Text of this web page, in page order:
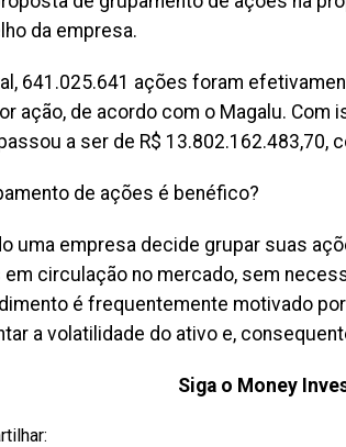
da empresa.
641.025.641 ações foram
ação, de acordo com o Magalu.
a ser de R$ 13.802.162.483,70,
de ações é benéfico?
uma empresa decide grupar suas
em circulação no mercado, sem
é frequentemente motivado
a volatilidade do ativo e,
Siga o Money